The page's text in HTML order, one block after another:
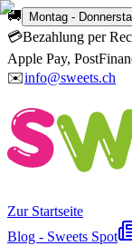
🚚 Montag -
💳Bezahlung per
Apple Pay,
✉️info@sweets.ch
Zur Startseite
Blog - Sweets Spot